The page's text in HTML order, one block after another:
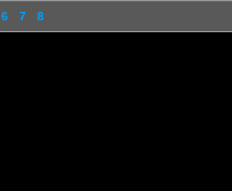
6 7 8